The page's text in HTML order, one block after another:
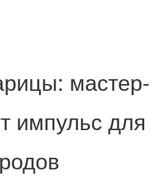
мастер-
импульс для